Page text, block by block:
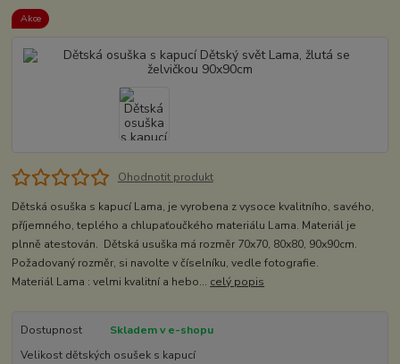
Akce
Ohodnotit produkt
Dětská osuška s kapucí Lama, je vyrobena z vysoce kvalitního, savého,
příjemného, teplého a chlupaťoučkého materiálu Lama. Materiál je
plnně atestován. Dětská usuška má rozměr 70x70, 80x80, 90x90cm.
Požadovaný rozměr, si navolte v číselníku, vedle fotografie.
Materiál Lama : velmi kvalitní a hebo... celý popis
Dostupnost
Skladem v e-shopu
Velikost dětských osušek s kapucí